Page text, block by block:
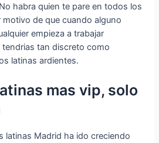
habra quien te pare en todos los
de que cuando alguno
empieza a trabajar
tan discreto como
latinas ardientes.
mas vip, solo
latinas Madrid ha ido creciendo